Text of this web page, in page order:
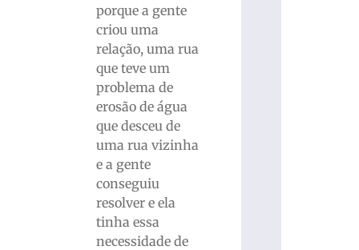
porque a gente
criou uma
relação, uma rua
que teve um
problema de
erosão de água
que desceu de
uma rua vizinha
e a gente
conseguiu
resolver e ela
tinha essa
necessidade de